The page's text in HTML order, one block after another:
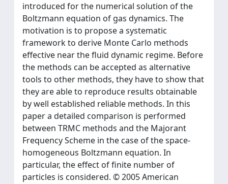
introduced for the numerical solution of the
Boltzmann equation of gas dynamics. The
motivation is to propose a systematic
framework to derive Monte Carlo methods
effective near the fluid dynamic regime. Before
the methods can be accepted as alternative
tools to other methods, they have to show that
they are able to reproduce results obtainable
by well established reliable methods. In this
paper a detailed comparison is performed
between TRMC methods and the Majorant
Frequency Scheme in the case of the space-
homogeneous Boltzmann equation. In
particular, the effect of finite number of
particles is considered. © 2005 American